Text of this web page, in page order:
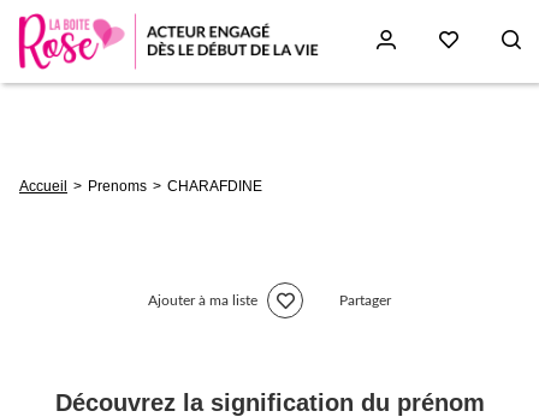
d'Ariane
Accueil Prenoms CHARAFDINE
Ajouter à ma liste Partager
Découvrez la signification du prénom